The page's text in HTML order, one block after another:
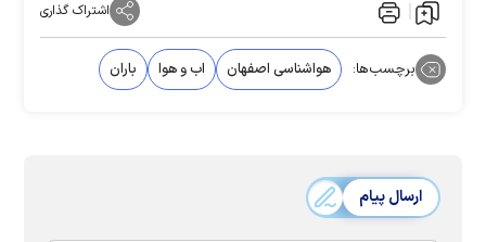
اشتراک گذاری
برچسب‌ها: هواشناسی اصفهان اب و هوا باران
ارسال پیام